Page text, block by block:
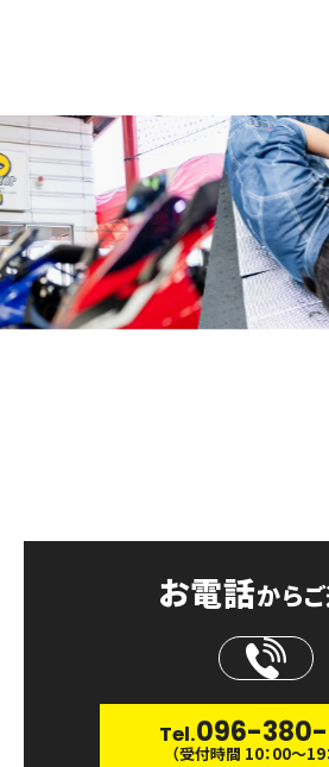
お電話から
Tel.096-380-
（受付時間 10：00〜19